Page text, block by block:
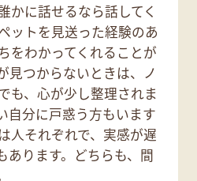
かに話せるなら話してく
ットを見送った経験のあ
をわかってくれることが
見つからないときは、ノ
も、心が少し整理されま
自分に戸惑う方もいます
人それぞれで、実感が遅
あります。どちらも、間